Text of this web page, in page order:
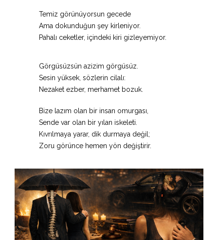
Temiz görünüyorsun gecede
Ama dokunduğun şey kirleniyor.
Pahalı ceketler, içindeki kiri gizleyemiyor.
Görgüsüzsün azizim görgüsüz.
Sesin yüksek, sözlerin cilalı:
Nezaket ezber, merhamet bozuk.
Bize lazım olan bir insan omurgası,
Sende var olan bir yılan iskeleti.
Kıvrılmaya yarar, dik durmaya değil;
Zoru görünce hemen yön değiştirir.